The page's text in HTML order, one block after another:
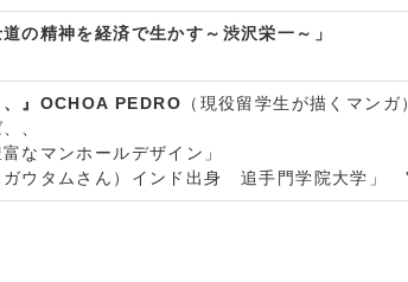
の精神を経済で生かす～渋沢栄一～」
、』OCHOA PEDRO （現役留学生が描くマンガ
、、
マンホールデザイン」
ガウタムさん）インド出身 追手門学院大学」